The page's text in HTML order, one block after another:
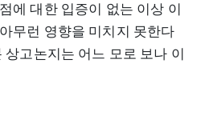
에 대한 입증이 없는 이상 이
무런 영향을 미치지 못한다
상고논지는 어느 모로 보나 이